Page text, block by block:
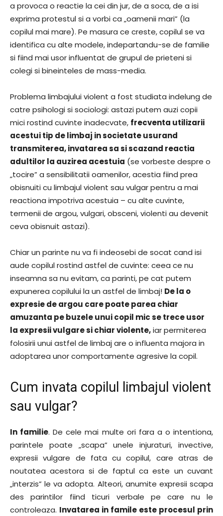
a provoca o reactie la cei din jur, de a soca, de a isi
exprima protestul si a vorbi ca „oamenii mari” (la
copilul mai mare). Pe masura ce creste, copilul se va
identifica cu alte modele, indepartandu-se de familie
si fiind mai usor influentat de grupul de prieteni si
colegi si bineinteles de mass-media.
Problema limbajului violent a fost studiata indelung de
catre psihologi si sociologi: astazi putem auzi copii
mici rostind cuvinte inadecvate, frecventa utilizarii
acestui tip de limbaj in societate usurand
transmiterea, invatarea sa si scazand reactia
adultilor la auzirea acestuia (se vorbeste despre o
„tocire” a sensibilitatii oamenilor, acestia fiind prea
obisnuiti cu limbajul violent sau vulgar pentru a mai
reactiona impotriva acestuia – cu alte cuvinte,
termenii de argou, vulgari, obsceni, violenti au devenit
ceva obisnuit astazi).
Chiar un parinte nu va fi indeosebi de socat cand isi
aude copilul rostind astfel de cuvinte: ceea ce nu
inseamna sa nu evitam, ca parinti, pe cat putem
expunerea copilului la un astfel de limbaj! De la o
expresie de argou care poate parea chiar
amuzanta pe buzele unui copil mic se trece usor
la expresii vulgare si chiar violente,iar permiterea
folosirii unui astfel de limbaj are o influenta majora in
adoptarea unor comportamente agresive la copil.
Cum invata copilul limbajul violent
sau vulgar?
In familie. De cele mai multe ori fara a o intentiona,
parintele poate „scapa” unele injuraturi, invective,
expresii vulgare de fata cu copilul, care atras de
noutatea acestora si de faptul ca este un cuvant
„interzis” le va adopta. Alteori, anumite expresii scapa
des parintilor fiind ticuri verbale pe care nu le
controleaza. Invatarea in famile este procesul prin